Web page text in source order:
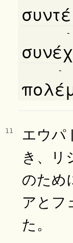
-
-
11
エウパ
き、リ
のため
アとフ
た。